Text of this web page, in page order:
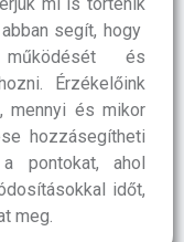
segít, hogy
és
Érzékelőink
mennyi és mikor
hozzásegítheti
pontokat, ahol
időt,
meg.